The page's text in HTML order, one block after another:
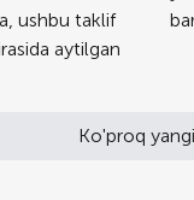
ushbu taklif
aytilgan
Ko'proq